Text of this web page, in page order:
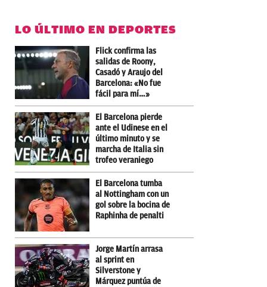
LO ÚLTIMO EN DEPORTES
Flick confirma las
salidas de Roony,
Casadó y Araujo del
Barcelona: «No fue
fácil para mí…»
El Barcelona pierde
ante el Udinese en el
último minuto y se
marcha de Italia sin
trofeo veraniego
El Barcelona tumba
al Nottingham con un
gol sobre la bocina de
Raphinha de penalti
Jorge Martín arrasa
al sprint en
Silverstone y
Márquez puntúa de